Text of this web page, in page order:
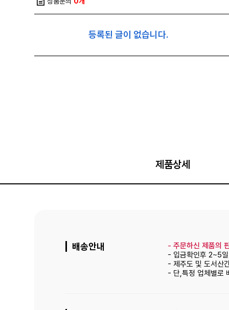
등록된 글이 없습니다.
제품상세
배송안내 - 주문하신 제품의
- 입금확인후 2~5
- 제주도 및 도서산
- 단,특정 업체별로